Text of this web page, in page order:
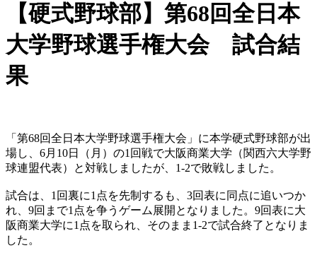
【硬式野球部】第68回全日本
大学野球選手権大会 試合結
果
「第68回全日本大学野球選手権大会」に本学硬式野球部が出
場し、6月10日（月）の1回戦で大阪商業大学（関西六大学野
球連盟代表）と対戦しましたが、1-2で敗戦しました。
試合は、1回裏に1点を先制するも、3回表に同点に追いつか
れ、9回まで1点を争うゲーム展開となりました。9回表に大
阪商業大学に1点を取られ、そのまま1-2で試合終了となりま
した。